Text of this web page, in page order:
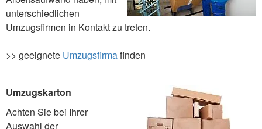
unterschiedlichen
Umzugsfirmen in Kontakt zu treten.
>> geeignete Umzugsfirmafinden
Umzugskarton
Achten Sie bei Ihrer
Auswahl der